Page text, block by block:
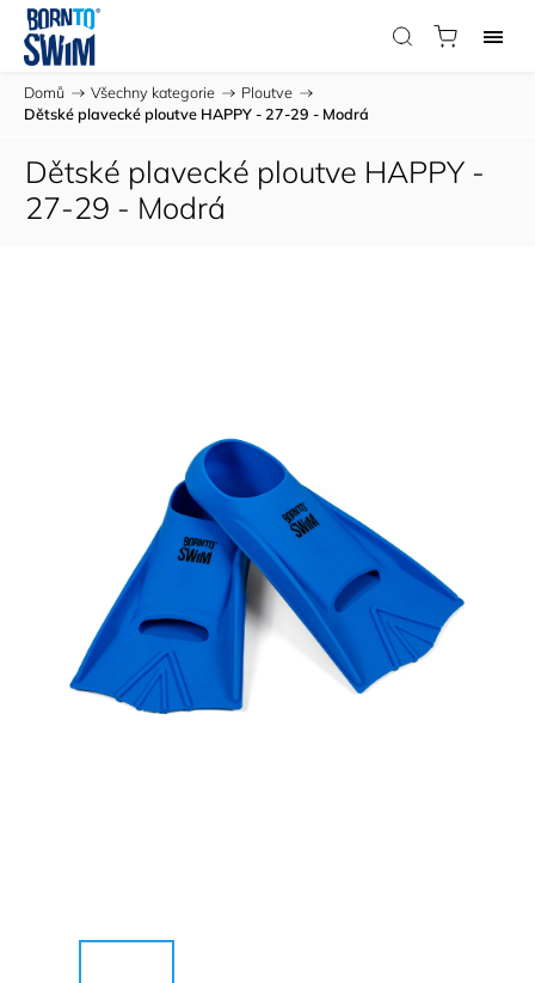
Domů / Všechny kategorie / Ploutve /
Dětské plavecké ploutve HAPPY - 27-29 - Modrá
Dětské plavecké ploutve HAPPY -
27-29 - Modrá